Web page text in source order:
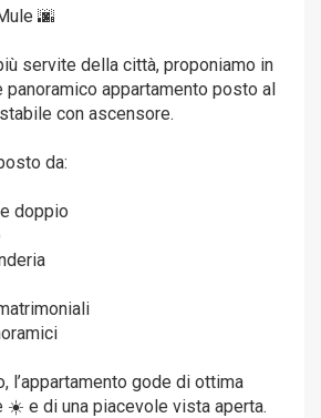
🌆
servite della città, proponiamo in
panoramico appartamento posto al
con ascensore.
da:
doppio
l’appartamento gode di ottima
☀️ e di una piacevole vista aperta.